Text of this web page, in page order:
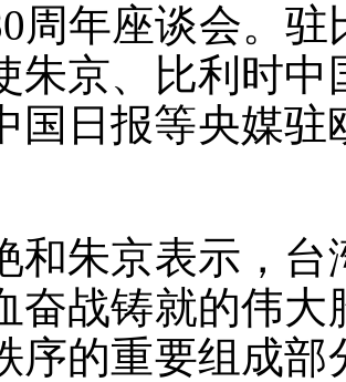
周年座谈会。
朱京、比利时
国日报等央媒
朱京表示，台
奋战铸就的伟
序的重要组成